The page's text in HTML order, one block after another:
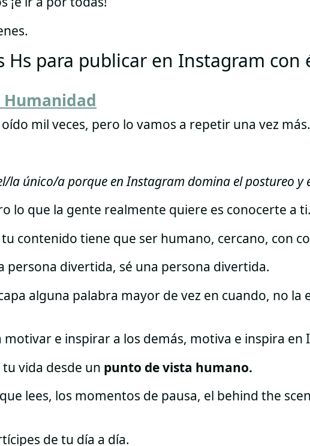
Hs para publicar en Instagram con
Humanidad
mil veces, pero lo vamos a repetir una vez más.
la único/a porque en Instagram domina el postureo y
lo que la gente realmente quiere es conocerte a ti.
contenido tiene que ser humano, cercano, con
persona divertida, sé una persona divertida.
alguna palabra mayor de vez en cuando, no la
motivar e inspirar a los demás, motiva e inspira en
vida desde un punto de vista humano.
lees, los momentos de pausa, el behind the
de tu día a día.